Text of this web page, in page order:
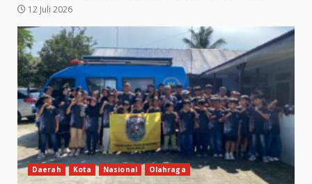
12 Juli 2026
Daerah Kota Nasional Olahraga